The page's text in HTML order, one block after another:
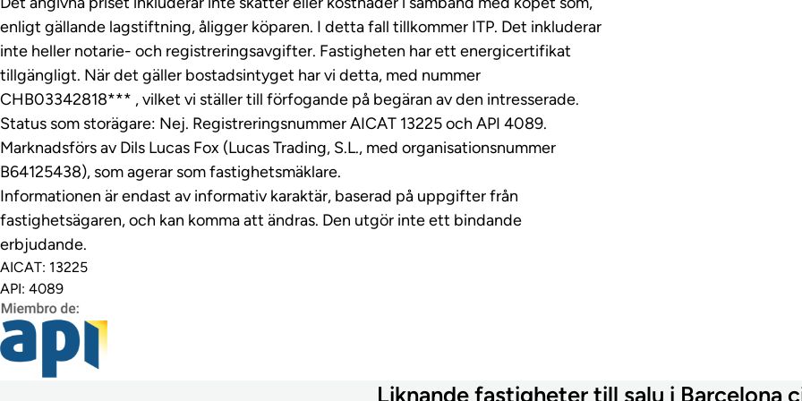
enligt gällande lagstiftning, åligger köparen. I detta fall tillkommer ITP. Det inkluderar
inte heller notarie- och registreringsavgifter. Fastigheten har ett energicertifikat
tillgängligt. När det gäller bostadsintyget har vi detta, med nummer
CHB03342818*** , vilket vi ställer till förfogande på begäran av den intresserade.
Status som storägare: Nej. Registreringsnummer AICAT 13225 och API 4089.
Marknadsförs av Dils Lucas Fox (Lucas Trading, S.L., med organisationsnummer
B64125438), som agerar som fastighetsmäklare.
Informationen är endast av informativ karaktär, baserad på uppgifter från
fastighetsägaren, och kan komma att ändras. Den utgör inte ett bindande
erbjudande.
AICAT: 13225
API: 4089
Liknande fastigheter till salu i Barcelona